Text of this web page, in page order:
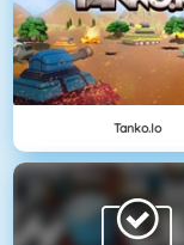
Tanko.io